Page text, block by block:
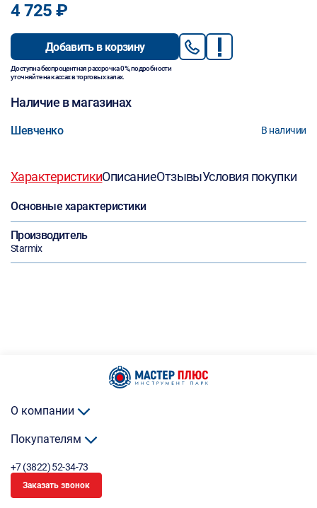
4 725 ₽
Добавить в корзину
Доступна беспроцентная рассрочка 0%, подробности
уточняйте на кассах в торговых залах.
Наличие в магазинах
Шевченко В наличии
ХарактеристикиОписаниеОтзывыУсловия покупки
Основные характеристики
Производитель
Starmix
О компании
Покупателям
+7 (3822) 52-34-73
Заказать звонок